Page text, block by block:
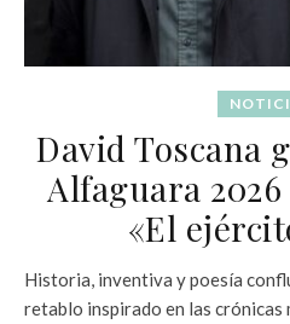
David Toscana
Alfaguara
«El
Historia, inventiva y poesía
retablo inspirado en las crónicas